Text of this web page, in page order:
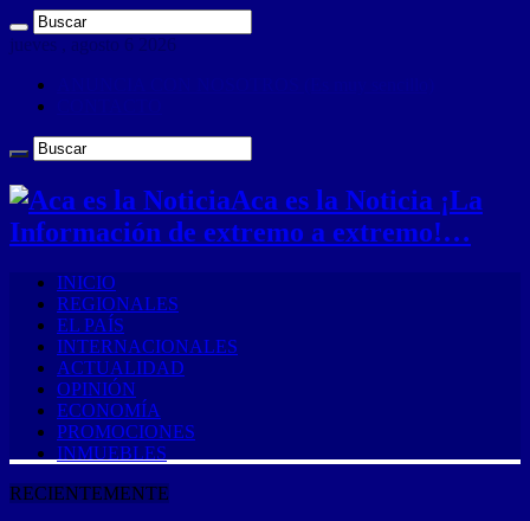
jueves , agosto 6 2026
Aca es la Noticia ¡La
Información de extremo a extremo!…
INICIO
REGIONALES
EL PAÍS
INTERNACIONALES
ACTUALIDAD
OPINIÓN
ECONOMÍA
PROMOCIONES
INMUEBLES
RECIENTEMENTE